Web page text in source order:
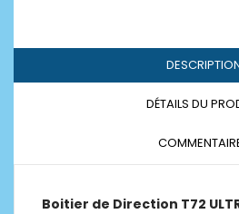
DÉTAILS DU
Boitier de Direction T72